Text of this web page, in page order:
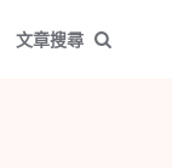
文章搜尋